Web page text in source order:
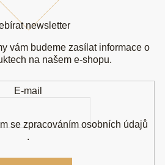
newsletter
vám budeme zasílat informace o
na našem e-shopu.
E-mail
se zpracováním osobních údajů
.